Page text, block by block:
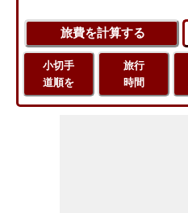
小切手
道順を
旅行
時間